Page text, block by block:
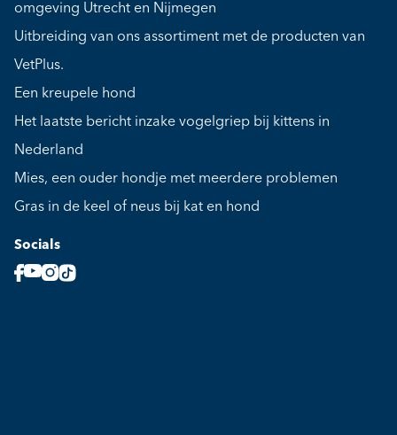
omgeving Utrecht en Nijmegen
Uitbreiding van ons assortiment met de producten van
VetPlus.
Een kreupele hond
Het laatste bericht inzake vogelgriep bij kittens in
Nederland
Mies, een ouder hondje met meerdere problemen
Gras in de keel of neus bij kat en hond
Socials